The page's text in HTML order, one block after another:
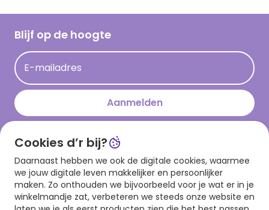
Hallmark Kaartclub
Acties
Persberichten
Hallmark en Kinderpostzegels
Cadeau inspiratie
Kaartinspiratie
Blijf op de hoogte
E-mailadres
Aanmelden
Download onze app
Cookies d’r bij?
Daarnaast hebben we ook de digitale cookies, waarmee
we jouw digitale leven makkelijker en persoonlijker
maken. Zo onthouden we bijvoorbeeld voor je wat er in je
winkelmandje zat, verbeteren we steeds onze website en